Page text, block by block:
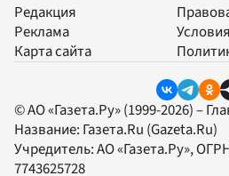
Редакция
Реклама
Карта сайта
© АО «Газета.Ру» (1999-2026) –
Название: Газета.Ru (Gazeta.Ru)
Учредитель:АО «Газета.Ру»,
7743625728